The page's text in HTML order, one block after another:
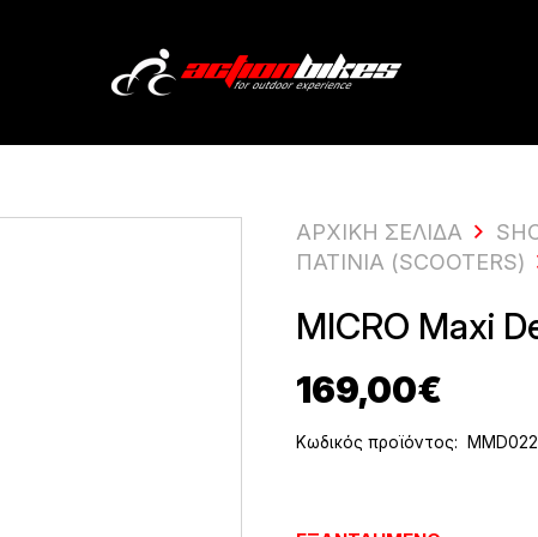
ΑΡΧΙΚΗ ΣΕΛΙΔΑ
ΠΑΤΊΝΙΑ (SCOOTERS)
MICRO Maxi
169,00€
Κωδικός προϊόντος: MMD022